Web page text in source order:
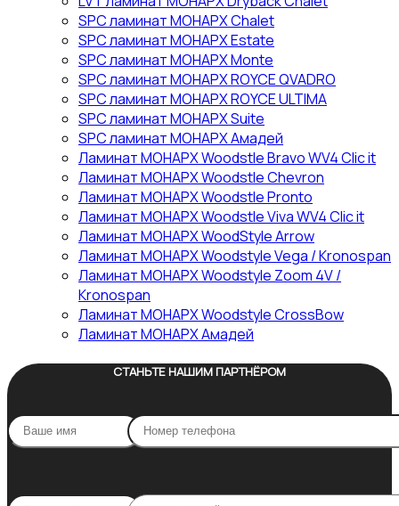
SPC ламинат МОНАРХ Chalet
SPC ламинат МОНАРХ Estate
SPC ламинат МОНАРХ Monte
SPC ламинат МОНАРХ ROYCE QVADRO
SPC ламинат МОНАРХ ROYCE ULTIMA
SPC ламинат МОНАРХ Suite
SPC ламинат МОНАРХ Амадей
Ламинат МОНАРХ Woodstle Bravo WV4 Clic it
Ламинат МОНАРХ Woodstle Chevron
Ламинат МОНАРХ Woodstle Pronto
Ламинат МОНАРХ Woodstle Viva WV4 Clic it
Ламинат МОНАРХ WoodStyle Arrow
Ламинат МОНАРХ Woodstyle Vega / Kronospan
Ламинат МОНАРХ Woodstyle Zoom 4V /
Kronospan
Ламинат МОНАРХ Woodstyle СrossBow
Ламинат МОНАРХ Амадей
СТАНЬТЕ НАШИМ ПАРТНЁРОМ